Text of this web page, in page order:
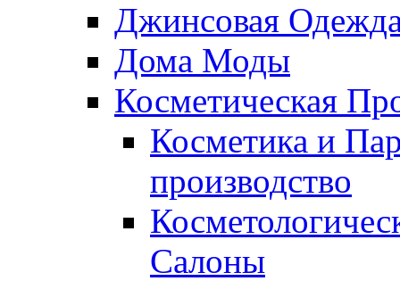
Джинсовая
Дома Моды
Косметическая
Косметика и
производство
Салоны